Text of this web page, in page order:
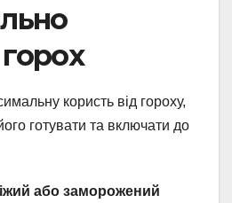
користь від гороху,
готувати та включати до
або заморожений